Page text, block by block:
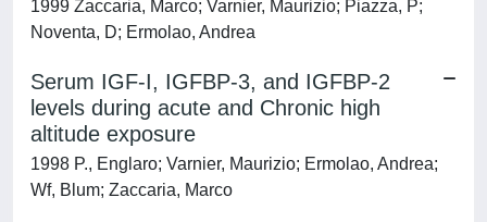
1999 Zaccaria, Marco; Varnier, Maurizio; Piazza, P;
Noventa, D; Ermolao, Andrea
Serum IGF-I, IGFBP-3, and IGFBP-2
levels during acute and Chronic high
altitude exposure
1998 P., Englaro; Varnier, Maurizio; Ermolao, Andrea;
Wf, Blum; Zaccaria, Marco